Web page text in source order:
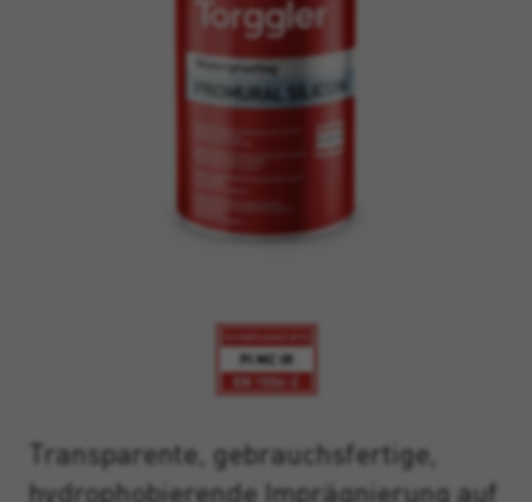
Transparente, gebrauchsfertige,
hydrophobierende Imprägnierung auf